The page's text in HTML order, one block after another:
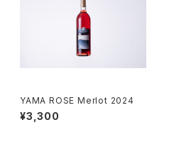
YAMA ROSE Merlot 2024
¥3,300